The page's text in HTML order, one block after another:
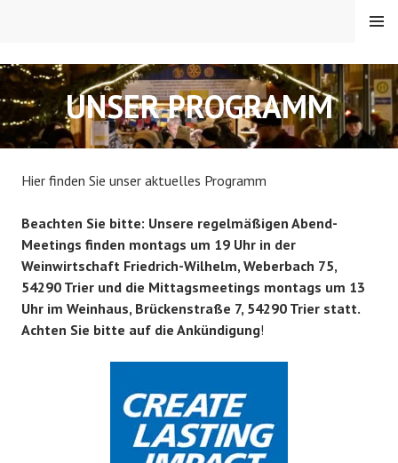
RC TRIER-PORTA
MENÜ
UNSER PROGRAMM
Hier finden Sie unser aktuelles Programm
Beachten Sie bitte: Unsere regelmäßigen Abend-
Meetings finden montags um 19 Uhr in der
Weinwirtschaft Friedrich-Wilhelm, Weberbach 75,
54290 Trier und die Mittagsmeetings montags um 13
Uhr im Weinhaus, Brückenstraße 7, 54290 Trier statt.
Achten Sie bitte auf die Ankündigung!